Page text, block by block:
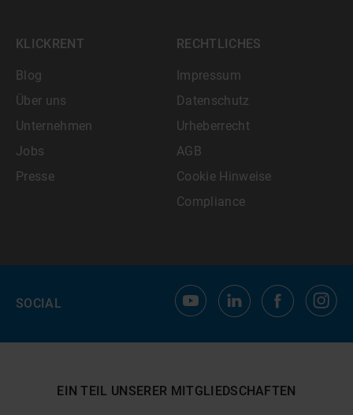
KLICKRENT
Blog
Über uns
Unternehmen
Jobs
Presse
RECHTLICHES
Impressum
Datenschutz
Urheberrecht
AGB
Cookie Hinweise
Compliance
SOCIAL
EIN TEIL UNSERER MITGLIEDSCHAFTEN